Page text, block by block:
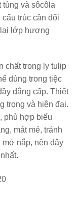
tùng và sôcôla
trúc cân đối
lại lớp hương
chất trong ly tulip
dùng trong tiệc
đẳng cấp. Thiết
trọng và hiện đại.
phù hợp biếu
mát mẻ, tránh
mở nắp, nên đậy